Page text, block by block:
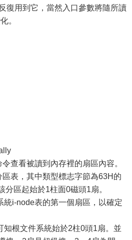
復用到它，當然入口參數將隨所讀
。
查看被讀到內存裡的扇區內容。
表，其中類型標志字節為63H的
區起始於1柱面0磁頭1扇。
統i-node表的第一個扇區，以確定
知根文件系統始於2柱0頭1扇。並